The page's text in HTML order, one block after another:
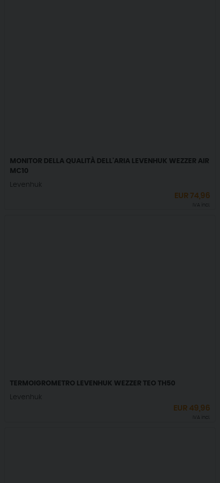
MONITOR DELLA QUALITÀ DELL'ARIA LEVENHUK WEZZER AIR
MC10
Levenhuk
EUR74,96
IVA incl.
TERMOIGROMETRO LEVENHUK WEZZER TEO TH50
Levenhuk
EUR 49,96
IVA incl.